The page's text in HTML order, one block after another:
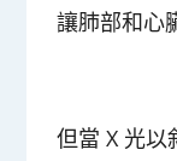
讓肺部和心
但當 X 光以